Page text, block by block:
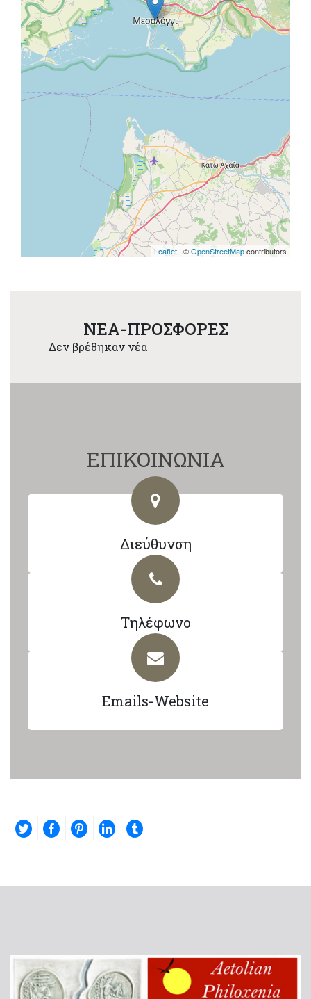
Leaflet | ©OpenStreetMapcontributors
NEA-ΠΡΟΣΦΟΡΕΣ
Δεν βρέθηκαν νέα
ΕΠΙΚΟΙΝΩΝΙΑ
Διεύθυνση
Τηλέφωνο
Emails-Website